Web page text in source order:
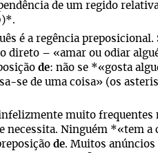
de um regido
é a regência preposicional.
direto – «amar ou odiar
de: não se *«gosta
se de uma coisa» (os
muito frequentes
necessita. Ninguém *«tem a
de. Muitos anúncios